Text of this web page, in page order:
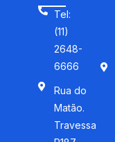
Tel:
(11)
2648-
6666
Rua do
Matão.
Travessa